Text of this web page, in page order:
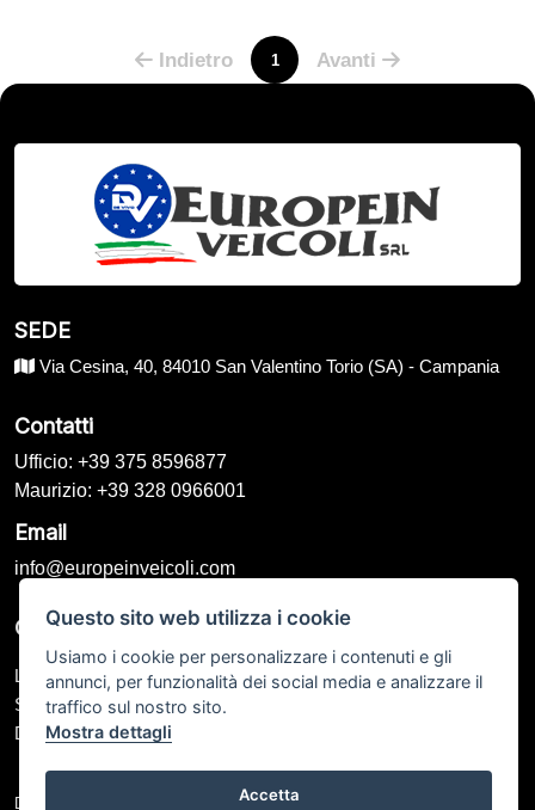
Questo sito web utilizza i cookie
Usiamo i cookie per personalizzare i contenuti e gli
annunci, per funzionalità dei social media e analizzare il
traffico sul nostro sito.
Mostra dettagli
Accetta
Indietro 1 Avanti
SEDE
Via Cesina, 40, 84010 San Valentino Torio (SA) - Campania
Contatti
Ufficio: +39 375 8596877
Maurizio: +39 328 0966001
Email
info@europeinveicoli.com
Orari di Apertura
Lunedì – Venerdì: 09:00 - 13:00 / 15:00 - 19:00
Sabato: 09:00 - 12:00 / Chiuso
Domenica: Su appuntamento
DE VIVO EUROPEIN VEICOLI SRL P.IVA: IT 05388340654